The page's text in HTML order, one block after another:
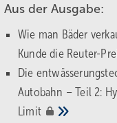
Aus der Ausgabe:
Wie man Bäder
Kunde die Reuter-
Die
Autobahn – Teil 2:
Limit